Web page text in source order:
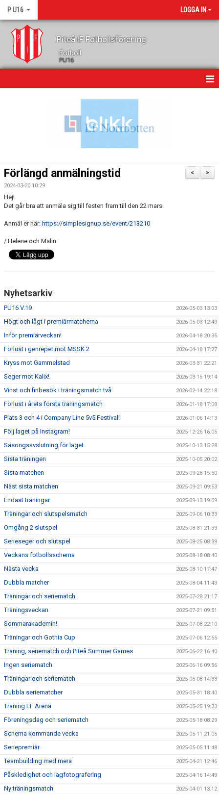
P U16 LOGGA IN
Piteå IF Fotbollsförening
Fotboll
PU16
KALENDER
BILDGALLERI
DOKUMENT
>
<
Förlängd anmälningstid
2024-03-20 10:29
Hej!
Det går bra att anmäla sig till festen fram till den 22 mars.
Anmäl er här: https://simplesignup.se/event/213210
/ Helene och Malin
Nyhetsarkiv
PU16 V.19 2026-05-03 13:03
Högt och lågt i premiärmatcherna 2026-05-03 12:49
Inför premiärveckan! 2026-04-18 20:35
Förlust i genrepet mot MSSK 2 2026-04-18 17:27
Kryss mot Gammelstad 2026-03-31 22:21
Seger mot Kalix! 2026-03-15 19:14
Vinst och finbesök i träningsmatch två 2026-02-14 22:18
Förlust i årets första träningsmatch 2026-01-18 17:08
Plats 3 och 4 i Company Line 5v5 Festival! 2026-01-06 14:13
Följ laget på Instagram! 2025-12-26 16:05
Säsongsavslutning för laget 2025-10-13 15:28
Sista träningen 2025-10-05 20:02
Sista matchen 2025-09-28 15:50
Näst sista matchen 2025-09-21 09:53
Endast träningar 2025-09-13 19:09
Träningar och slutspelsmatch 2025-09-06 10:33
Omgång 2 slutspel 2025-08-31 21:39
Serieseger och slutspel 2025-08-25 08:39
Veckans fotbollsschema 2025-08-18 08:40
Nästa vecka 2025-08-10 17:47
Dubbla matcher 2025-08-04 11:43
Träningar och seriematch 2025-07-28 21:17
Träningsveckan 2025-07-21 09:51
Sommarakademin! 2025-07-08 22:10
Träningar och Gothia Cup 2025-07-06 12:55
Träning, seriematch och Piteå Summer Games 2025-06-22 16:40
Ingen seriematch 2025-06-16 09:56
Träningar och seriematch 2025-06-08 14:33
Dubbla seriematcher 2025-05-31 18:40
Träning LF Arena 2025-05-25 19:33
Föreningsdag och seriematch 2025-05-18 08:29
Schema kommande vecka 2025-05-11 21:05
Seriepremiär 2025-05-05 11:48
Teambuilding med mera 2025-04-21 12:46
Påskledighet och lagfotografering 2025-04-16 14:49
Ny träningsmatch 2025-04-01 13:12